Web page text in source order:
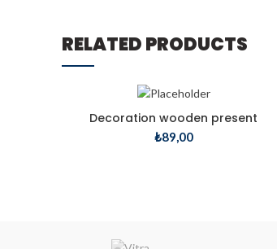
RELATED PRODUCTS
Decoration wooden present
₺89,00